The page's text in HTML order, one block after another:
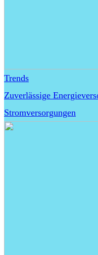
Trends
Zuverlässige
Stromversorgungen